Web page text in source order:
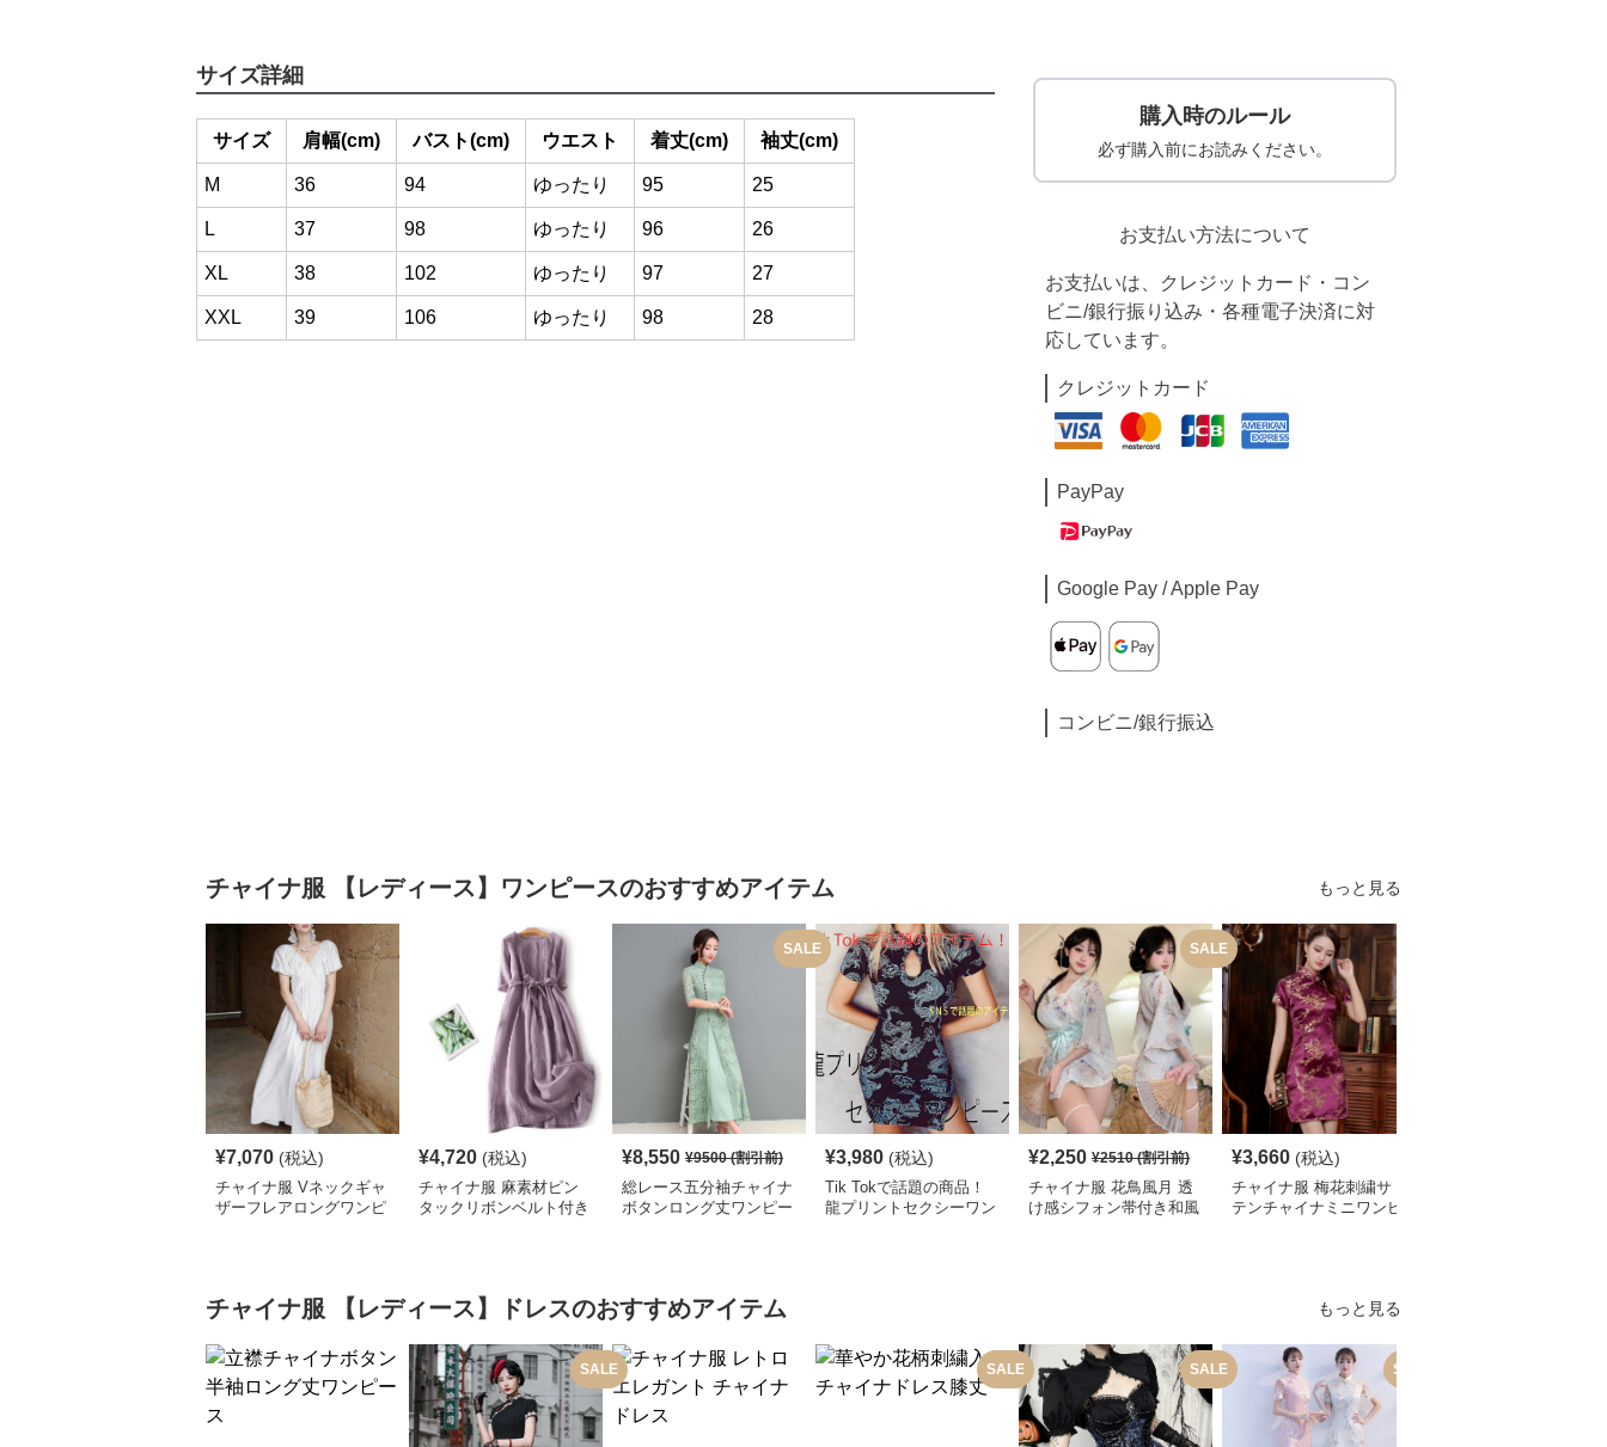
サイズ詳細
サイズ 肩幅(cm) バスト(cm) ウエスト 着丈(cm) 袖丈(cm)
M 36 94 ゆったり 95 25
L 37 98 ゆったり 96 26
XL 38 102 ゆったり 97 27
XXL 39 106 ゆったり 98 28
購入時のルール
必ず購入前にお読みください。
お支払い方法について
お支払いは、クレジットカード・コン
ビニ/銀行振り込み・各種電子決済に対
応しています。
クレジットカード
PayPay
Google Pay / Apple Pay
コンビニ/銀行振込
チャイナ服 【レディース】ワンピースのおすすめアイテム もっと見る
¥7,070 (税込)
チャイナ服 Vネックギャ
ザーフレアロングワンピ
¥4,720 (税込)
チャイナ服 麻素材ピン
タックリボンベルト付き
SALE
¥8,550 ¥9500(割引前)
総レース五分袖チャイナ
ボタンロング丈ワンピー
¥3,980 (税込)
Tik Tokで話題の商品！
龍プリントセクシーワン
SALE
¥2,250 ¥2510(割引前)
チャイナ服 花鳥風月 透
け感シフォン帯付き和風
¥3,660 (税込)
チャイナ服 梅花刺繍サ
テンチャイナミニワンピ
チャイナ服 【レディース】ドレスのおすすめアイテム もっと見る
SALE SALE SALE SALE